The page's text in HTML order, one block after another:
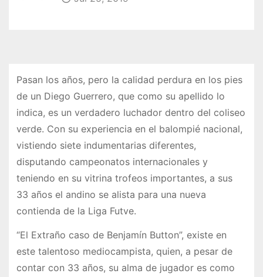
Pasan los años, pero la calidad perdura en los pies
de un Diego Guerrero, que como su apellido lo
indica, es un verdadero luchador dentro del coliseo
verde. Con su experiencia en el balompié nacional,
vistiendo siete indumentarias diferentes,
disputando campeonatos internacionales y
teniendo en su vitrina trofeos importantes, a sus
33 años el andino se alista para una nueva
contienda de la Liga Futve.
“El Extraño caso de Benjamín Button”, existe en
este talentoso mediocampista, quien, a pesar de
contar con 33 años, su alma de jugador es como